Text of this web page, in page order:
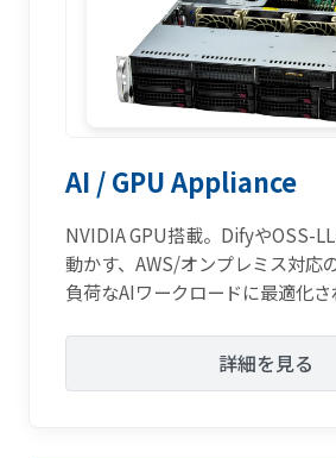
AI / GPU Appliance
NVIDIA GPU搭載。DifyやOSS-
動かす、AWS/オンプレミス対応
負荷なAIワークロードに最適化さ
詳細を見る